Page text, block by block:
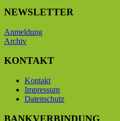
NEWSLETTER
Anmeldung
Archiv
KONTAKT
Kontakt
Impressum
Datenschutz
BANKVERBINDUNG